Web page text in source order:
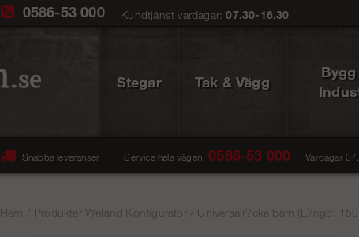
0586-53 000 Kundtjänst vardagar:07.30-16.30
Stegar Tak & Vägg
Bygg
Snabba leveranser Service hela vägen 0586-53 000 Vardagar
Hem Produkter Weland Konfigurator/ Universalr?cke barn (L?ngd: